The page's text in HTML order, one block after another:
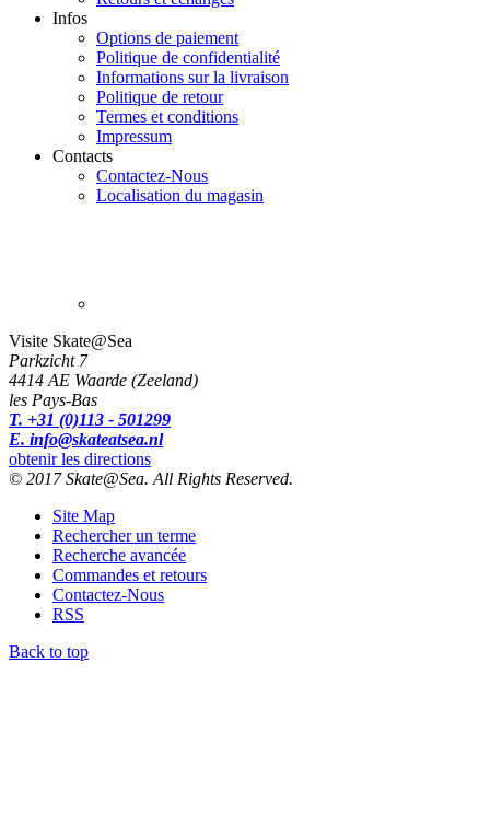
Infos
Options de paiement
Politique de confidentialité
Informations sur la livraison
Politique de retour
Termes et conditions
Impressum
Contacts
Contactez-Nous
Localisation du magasin
Visite Skate@Sea
Parkzicht 7
4414 AE Waarde (Zeeland)
les Pays-Bas
T. +31 (0)113 - 501299
E. info@skateatsea.nl
obtenir les directions
© 2017 Skate@Sea. All Rights Reserved.
Site Map
Rechercher un terme
Recherche avancée
Commandes et retours
Contactez-Nous
RSS
Back to top